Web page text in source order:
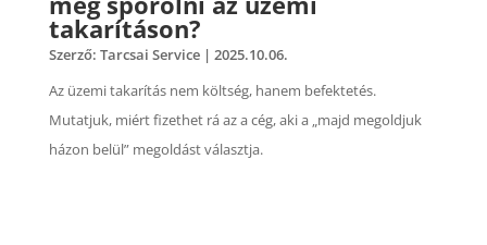
takarításon?
Szerző: Tarcsai Service| 2025.10.06.
Az üzemi takarítás nem költség, hanem befektetés.
Mutatjuk, miért fizethet rá az a cég, aki a „majd megoldjuk
házon belül” megoldást választja.